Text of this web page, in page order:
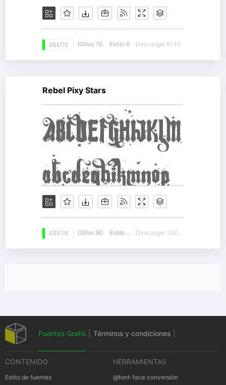
GRATIS Glifos 76 Estilo 6 Descargar 8145
Rebel Pixy Stars
GRATIS Glifos 90 Estilo 15 Descargar 13883
Fuentes Gratis Términos y condiciones
CONTENIDO
Estilo de fuentes
HERRAMIENTAS
@font-face conversión